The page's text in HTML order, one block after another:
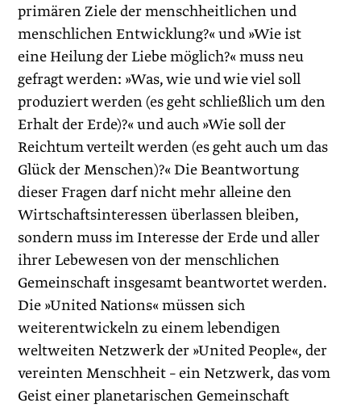
primären Ziele der menschheitlichen und
menschlichen Entwicklung?« und »Wie ist
eine Heilung der Liebe möglich?« muss neu
gefragt werden: »Was, wie und wie viel soll
produziert werden (es geht schließlich um den
Erhalt der Erde)?« und auch »Wie soll der
Reichtum verteilt werden (es geht auch um das
Glück der Menschen)?« Die Beantwortung
dieser Fragen darf nicht mehr alleine den
Wirtschaftsinteressen überlassen bleiben,
sondern muss im Interesse der Erde und aller
ihrer Lebewesen von der menschlichen
Gemeinschaft insgesamt beantwortet werden.
Die »United Nations« müssen sich
weiterentwickeln zu einem lebendigen
weltweiten Netzwerk der »United People«, der
vereinten Menschheit – ein Netzwerk, das vom
Geist einer planetarischen Gemeinschaft